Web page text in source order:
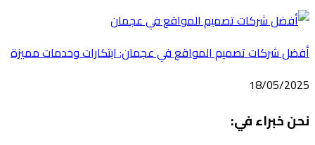
أفضل شركات تصميم المواقع في عجمان: ابتكارات وخدمات مميزة
18/05/2025
نحن خبراء في: